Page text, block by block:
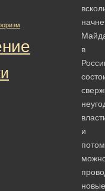
в
и
потом
новые